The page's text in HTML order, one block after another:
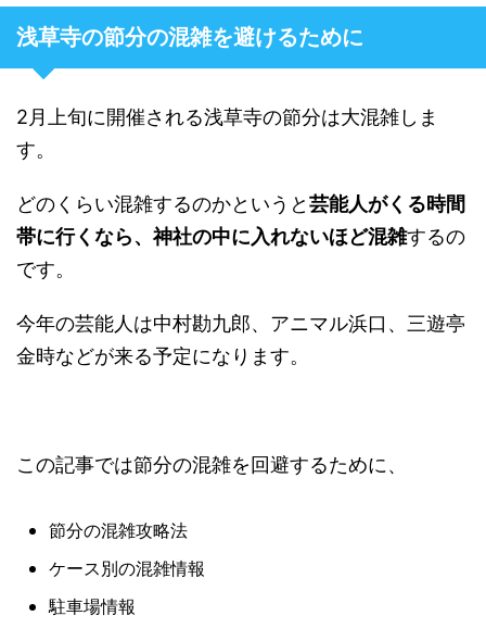
浅草寺の節分の混雑を避けるために
2月上旬に開催される浅草寺の節分は大混雑しま
す。
どのくらい混雑するのかというと芸能人がくる時間
帯に行くなら、神社の中に入れないほど混雑するの
です。
今年の芸能人は中村勘九郎、アニマル浜口、三遊亭
金時などが来る予定になります。
この記事では節分の混雑を回避するために、
節分の混雑攻略法
ケース別の混雑情報
駐車場情報